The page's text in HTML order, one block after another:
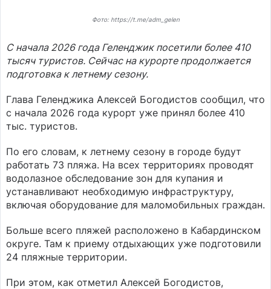
Фото: https://t.me/adm_gelen
С начала 2026 года Геленджик посетили более 410
тысяч туристов. Сейчас на курорте продолжается
подготовка к летнему сезону.
Глава Геленджика Алексей Богодистов сообщил, что
с начала 2026 года курорт уже принял более 410
тыс. туристов.
По его словам, к летнему сезону в городе будут
работать 73 пляжа. На всех территориях проводят
водолазное обследование зон для купания и
устанавливают необходимую инфраструктуру,
включая оборудование для маломобильных граждан.
Больше всего пляжей расположено в Кабардинском
округе. Там к приему отдыхающих уже подготовили
24 пляжные территории.
При этом, как отметил Алексей Богодистов,